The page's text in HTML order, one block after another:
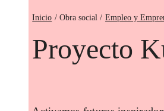
Inicio Empleo y
Proyecto